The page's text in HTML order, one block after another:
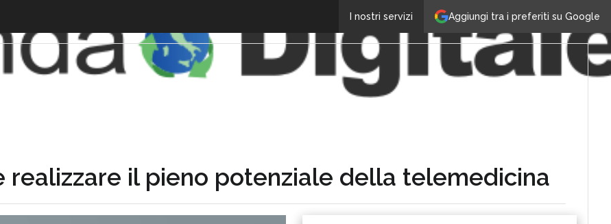
Aggiungi tra i preferiti su Google
I nostri servizi
realizzare il pieno potenziale della telemedicina